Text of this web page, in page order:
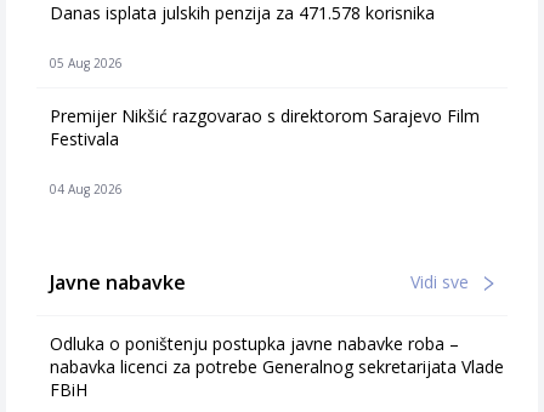
Danas isplata julskih penzija za 471.578 korisnika
05 Aug 2026
Premijer Nikšić razgovarao s direktorom Sarajevo Film
Festivala
04 Aug 2026
Javne nabavke Vidi sve
Odluka o poništenju postupka javne nabavke roba –
nabavka licenci za potrebe Generalnog sekretarijata Vlade
FBiH